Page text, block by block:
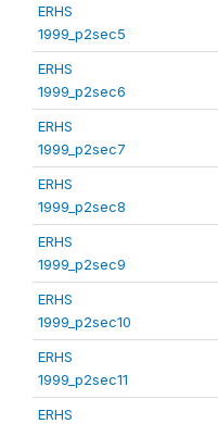
ERHS
1999_p2sec5
ERHS
1999_p2sec6
ERHS
1999_p2sec7
ERHS
1999_p2sec8
ERHS
1999_p2sec9
ERHS
1999_p2sec10
ERHS
1999_p2sec11
ERHS